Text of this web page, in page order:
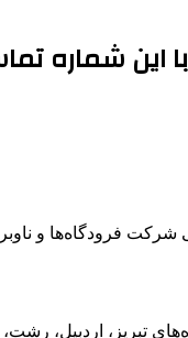
این شماره
شرکت فرودگاه‌ها و
تبریز، اردبیل،